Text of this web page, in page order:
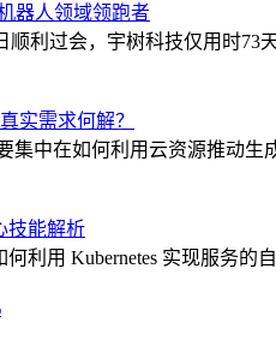
器人领域领跑者
利过会，宇树科技仅用时
实需求何解？
中在如何利用云资源推动
技能解析
用 Kubernetes 实现服务的